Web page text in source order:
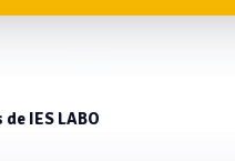
IES LABO